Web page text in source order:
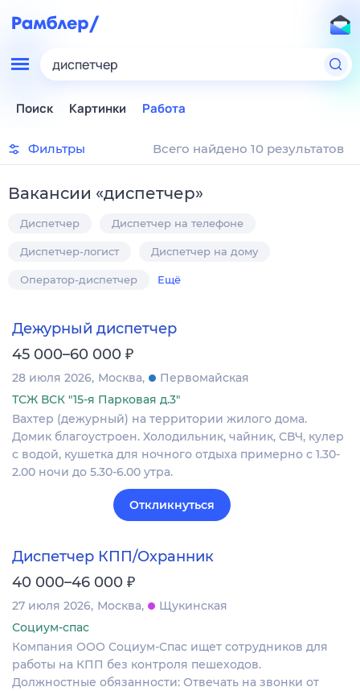
диспетчер
Поиск Картинки Работа
Фильтры Всего найдено 10 результатов
Вакансии «диспетчер»
Диспетчер Диспетчер на телефоне
Диспетчер-логист Диспетчер на дому
Оператор-диспетчер Ещё
Дежурный диспетчер
45 000–60 000 ₽
28 июля 2026 Москва
Первомайская
ТСЖ ВСК "15-я Парковая д.3"
Вахтер (дежурный) на территории жилого дома.
Домик благоустроен. Холодильник, чайник, СВЧ, кулер
с водой, кушетка для ночного отдыха примерно с 1.30-
2.00 ночи до 5.30-6.00 утра.
Откликнуться
Диспетчер КПП/Охранник
40 000–46 000 ₽
27 июля 2026 Москва
Щукинская
Социум-спас
Компания ООО Социум-Спас ищет сотрудников для
работы на КПП без контроля пешеходов.
Должностные обязанности: Отвечать на звонки от